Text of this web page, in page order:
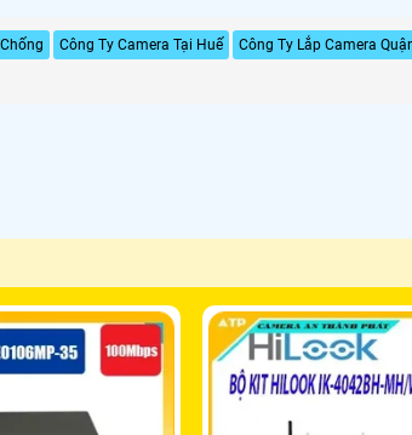
Công Ty Camera Tại Huế Công Ty Lắp Camera